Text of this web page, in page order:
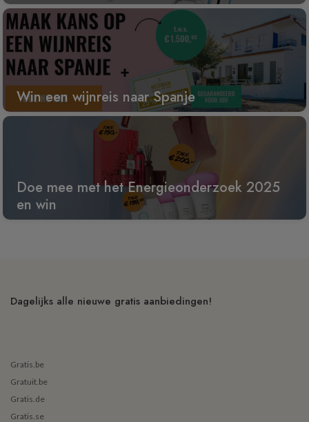
Win een wijnreis naar Spanje
Doe mee met het Energieonderzoek 2025
en win
Dagelijks alle nieuwe gratis aanbiedingen!
Gratis.be
Gratuit.be
Gratis.de
Gratis.se